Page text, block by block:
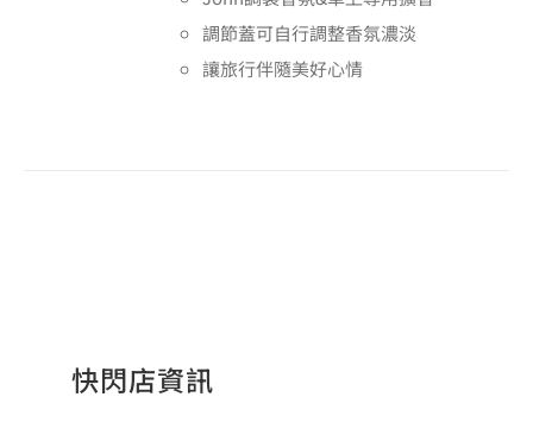
調節蓋可自行調整香氛濃淡
讓旅行伴隨美好心情
快閃店資訊